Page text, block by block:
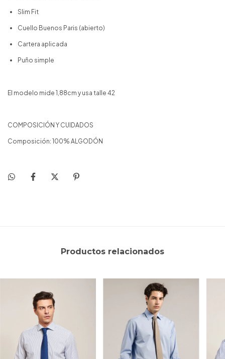
Slim Fit
Cuello Buenos Paris (abierto)
Cartera aplicada
Puño simple
El modelo mide 1,88cm y usa talle 42
COMPOSICIÓN Y CUIDADOS
Composición: 100% ALGODÓN
Productos relacionados